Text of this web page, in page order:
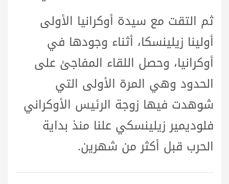
ثم التقت مع سيدة أوكرانيا الأولى
أولينا زيلينسكا، أثناء وجودها في
أوكرانيا، وحصل اللقاء المفاجئ على
الحدود وهي المرة الأولى التي
شوهدت فيها زوجة الرئيس الأوكراني
فلوديمير زيلينسكي علنا منذ بداية
الحرب قبل أكثر من شهرين.